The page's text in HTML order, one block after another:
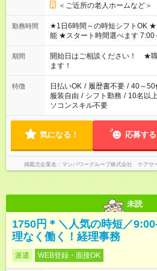
＜ご近所の老人ホームなど＞
勤務時間
★1日6時間～の時短シフトOK ★もちろんフルタイムシフトも可
能 ★スタート時間選べます 7:00
20:00 など 残業なし！ ※Wワークの場合、他のお仕事と合わせ
週40時間超の就業はご案内で
間以上勤務は社会保険への加入
（日雇い派遣の原則禁止）によ
案内が難しい場合があります
期間
開始日はご相談ください！ ★
ます！
特徴 日払いOK / 履歴書不要 / 40～50
服装自由 / シフト勤務 / 10名以
ソコンスキル不要
気になる！ 応募する
掲載元企業名 マンパワーグループ株式会社 ケアサ
未読
1750円＊＼人気の時短／
理なく働く！経理事務
派遣 WEB登録・面接OK